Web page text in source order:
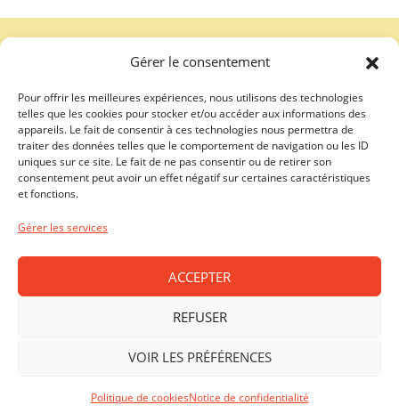
Gérer le consentement
Pour offrir les meilleures expériences, nous utilisons des technologies
telles que les cookies pour stocker et/ou accéder aux informations des
appareils. Le fait de consentir à ces technologies nous permettra de
traiter des données telles que le comportement de navigation ou les ID
uniques sur ce site. Le fait de ne pas consentir ou de retirer son
consentement peut avoir un effet négatif sur certaines caractéristiques
et fonctions.
Gérer les services
ACCEPTER
REFUSER
VOIR LES PRÉFÉRENCES
Politique de cookiesNotice de confidentialité
GENÈVE - RIVE DROITE (FERRIER)
Lundi - Vendredi: 9:00-18:30 / Samedi: 9:00-17:00
GENÈVE - RIVE GAUCHE (RHÔNE)
Horaires d'ouverture
Lundi - Vendredi: 10:00-19:00 / Samedi: 10:00-18:00
LAUSANNE - CENTRE VILLE
Lundi - Vendredi: 10:00-19:00 / Samedi: 09:00-18:00
Lundi - vendredi: 10:00-19:00 / Samedi: 10:00-18:00